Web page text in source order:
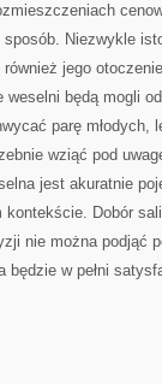
Niezwykle
jego
będą mogli
parę młodych,
wziąć pod
jest akuratnie
Dobór
nie można podjąć
w pełni